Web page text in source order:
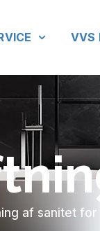
VVS
af sanitet